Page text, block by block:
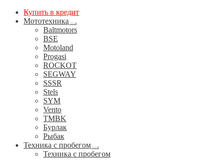
Купить в кредит
Мототехника
Развернутое
вложенное
Baltmotors
BSE
Motoland
Progasi
ROCKOT
SEGWAY
SSSR
Stels
SYM
Vento
TMBK
Бурлак
Рыбак
Техника с пробегом
Развернутое
вложенное
Техника с пробегом